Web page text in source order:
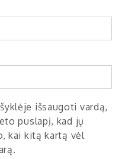
išsaugoti vardą,
puslapį, kad jų
kai kitą kartą vėl